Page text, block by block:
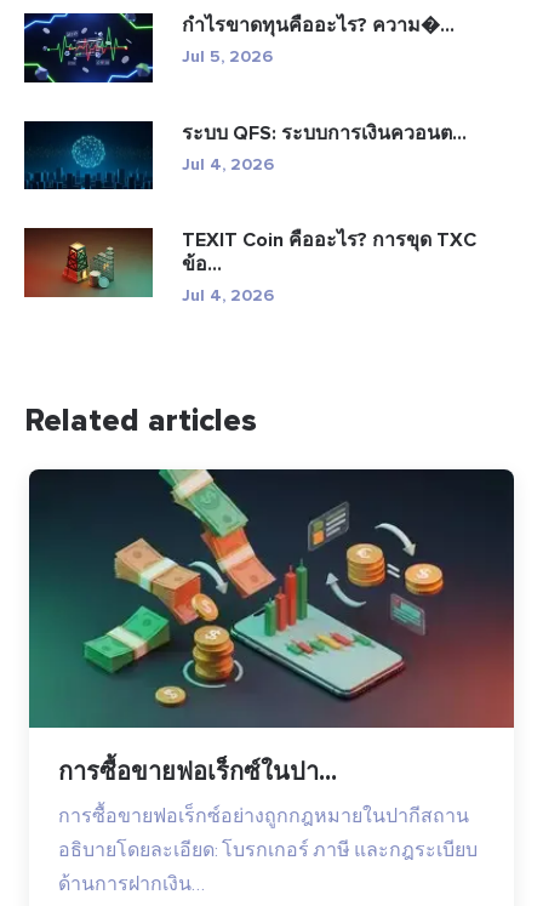
กำไรขาดทุนคืออะไร? ความ�...
Jul 5, 2026
ระบบ QFS: ระบบการเงินควอนต...
Jul 4, 2026
TEXIT Coin คืออะไร? การขุด TXC
ข้อ...
Jul 4, 2026
Related articles
การซื้อขายฟอเร็กซ์ในปา...
การซื้อขายฟอเร็กซ์อย่างถูกกฎหมายในปากีสถาน
อธิบายโดยละเอียด: โบรกเกอร์ ภาษี และกฎระเบียบ
ด้านการฝากเงิน…